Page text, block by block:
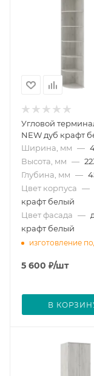
Угловой
NEW дуб крафт
Ширина, мм —
Высота, мм —
Глубина, мм —
Цвет корпуса —
крафт белый
Цвет фасада —
крафт белый
изготовление
5 600 ₽/шт
В